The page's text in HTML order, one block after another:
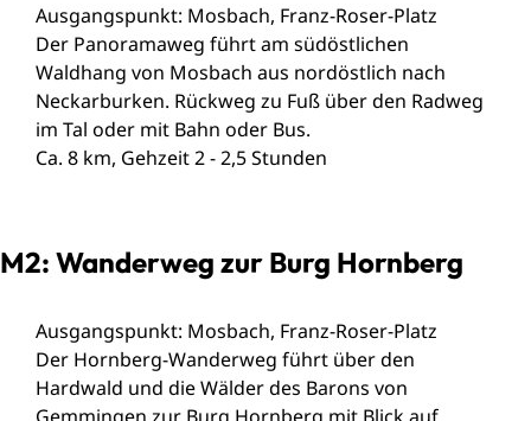
Ausgangspunkt: Mosbach, Franz-Roser-Platz
Der Panoramaweg führt am südöstlichen
Waldhang von Mosbach aus nordöstlich nach
Neckarburken. Rückweg zu Fuß über den Radweg
im Tal oder mit Bahn oder Bus.
Ca. 8 km, Gehzeit 2 - 2,5 Stunden
M2: Wanderweg zur Burg Hornberg
Ausgangspunkt: Mosbach, Franz-Roser-Platz
Der Hornberg-Wanderweg führt über den
Hardwald und die Wälder des Barons von